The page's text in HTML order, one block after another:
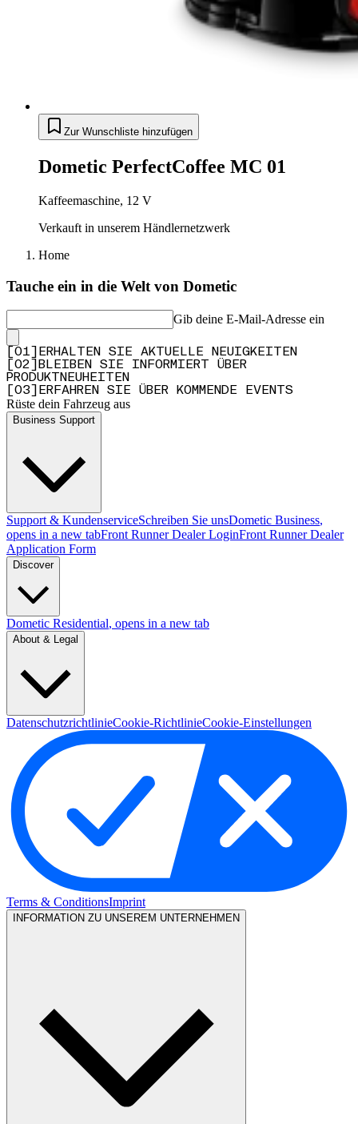
Zur Wunschliste hinzufügen
Dometic PerfectCoffee MC 01
Kaffeemaschine, 12 V
Verkauft in unserem Händlernetzwerk
Home
Tauche ein in die Welt von Dometic
Gib deine E-Mail-Adresse ein
01
ERHALTEN SIE AKTUELLE NEUIGKEITEN
02
BLEIBEN SIE INFORMIERT ÜBER
PRODUKTNEUHEITEN
03 ERFAHREN SIE ÜBER KOMMENDE EVENTS
Rüste dein Fahrzeug aus
Business Support
Support & KundenserviceSchreiben Sie unsDometic Business,
opens in a new tabFront Runner Dealer LoginFront Runner Dealer
Application Form
Discover
Dometic Residential, opens in a new tab
About & Legal
DatenschutzrichtlinieCookie-RichtlinieCookie-Einstellungen
Terms & ConditionsImprint
INFORMATION ZU UNSEREM UNTERNEHMEN